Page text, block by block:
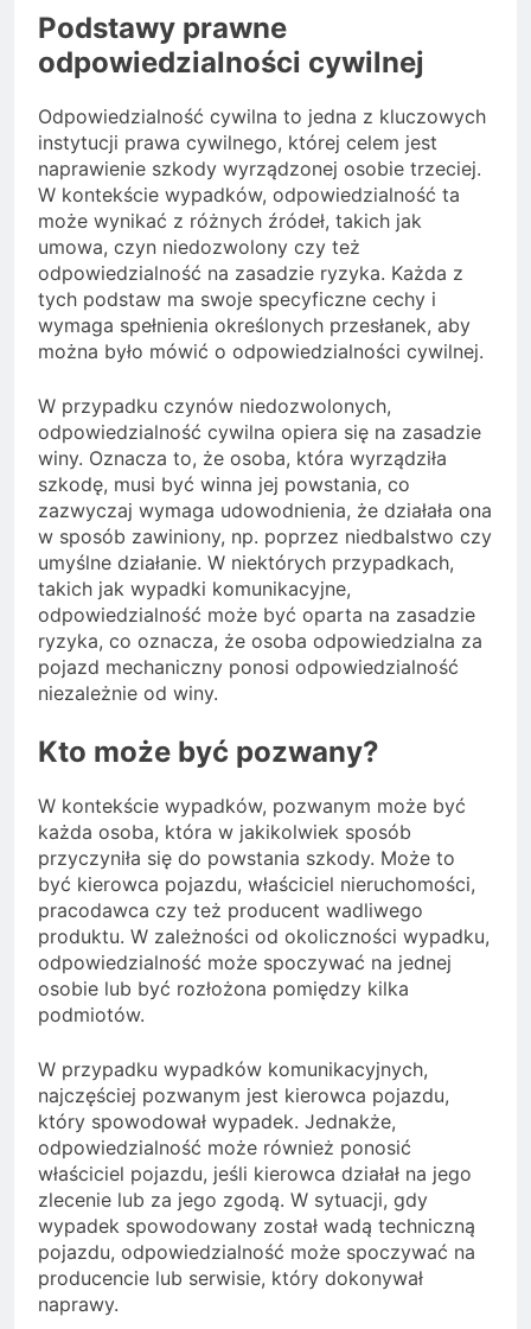
Podstawy prawne
odpowiedzialności cywilnej
Odpowiedzialność cywilna to jedna z kluczowych
instytucji prawa cywilnego, której celem jest
naprawienie szkody wyrządzonej osobie trzeciej.
W kontekście wypadków, odpowiedzialność ta
może wynikać z różnych źródeł, takich jak
umowa, czyn niedozwolony czy też
odpowiedzialność na zasadzie ryzyka. Każda z
tych podstaw ma swoje specyficzne cechy i
wymaga spełnienia określonych przesłanek, aby
można było mówić o odpowiedzialności cywilnej.
W przypadku czynów niedozwolonych,
odpowiedzialność cywilna opiera się na zasadzie
winy. Oznacza to, że osoba, która wyrządziła
szkodę, musi być winna jej powstania, co
zazwyczaj wymaga udowodnienia, że działała ona
w sposób zawiniony, np. poprzez niedbalstwo czy
umyślne działanie. W niektórych przypadkach,
takich jak wypadki komunikacyjne,
odpowiedzialność może być oparta na zasadzie
ryzyka, co oznacza, że osoba odpowiedzialna za
pojazd mechaniczny ponosi odpowiedzialność
niezależnie od winy.
Kto może być pozwany?
W kontekście wypadków, pozwanym może być
każda osoba, która w jakikolwiek sposób
przyczyniła się do powstania szkody. Może to
być kierowca pojazdu, właściciel nieruchomości,
pracodawca czy też producent wadliwego
produktu. W zależności od okoliczności wypadku,
odpowiedzialność może spoczywać na jednej
osobie lub być rozłożona pomiędzy kilka
podmiotów.
W przypadku wypadków komunikacyjnych,
najczęściej pozwanym jest kierowca pojazdu,
który spowodował wypadek. Jednakże,
odpowiedzialność może również ponosić
właściciel pojazdu, jeśli kierowca działał na jego
zlecenie lub za jego zgodą. W sytuacji, gdy
wypadek spowodowany został wadą techniczną
pojazdu, odpowiedzialność może spoczywać na
producencie lub serwisie, który dokonywał
naprawy.